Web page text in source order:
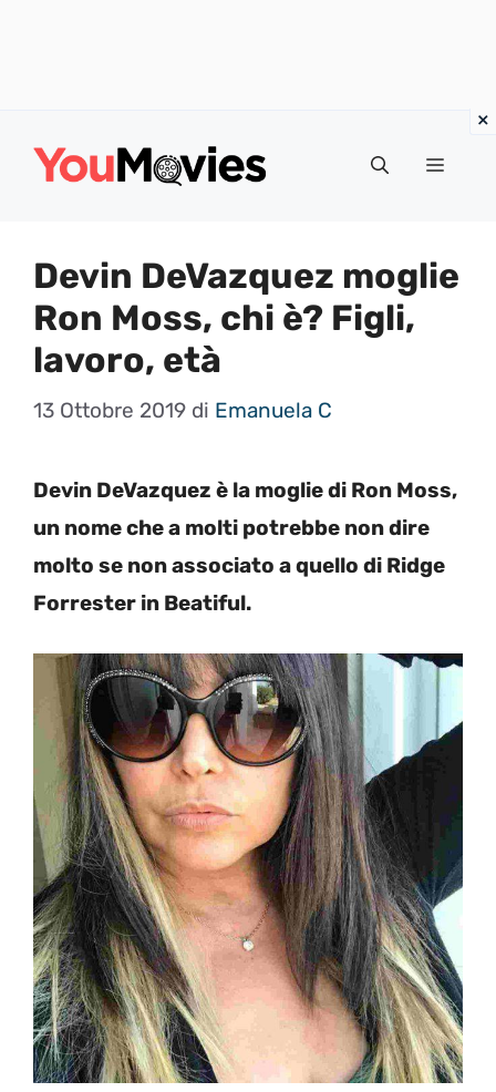
Menu
Devin DeVazquez moglie
Ron Moss, chi è? Figli,
lavoro, età
13 Ottobre 2019 di Emanuela C
Devin DeVazquez è la moglie di Ron Moss,
un nome che a molti potrebbe non dire
molto se non associato a quello di Ridge
Forrester in Beatiful.